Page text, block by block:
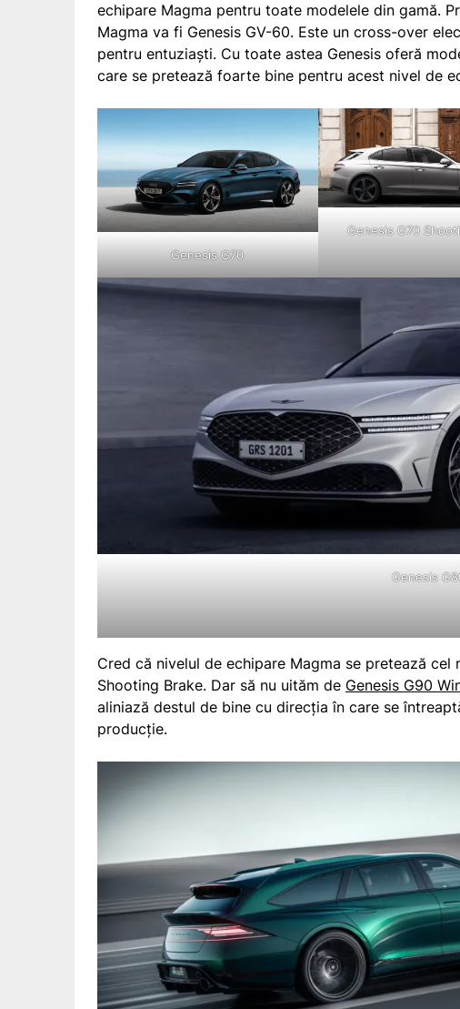
echipare Magma pentru toate modelele din gamă.
Magma va fi Genesis GV-60. Este un cross-over
pentru entuziaști. Cu toate astea Genesis oferă
care se pretează foarte bine pentru acest nivel de
Genesis G70
Genesis G70
Genesis
Cred că nivelul de echipare Magma se pretează cel
Shooting Brake. Dar să nu uităm de Genesis G90
aliniază destul de bine cu direcția în care se
producție.